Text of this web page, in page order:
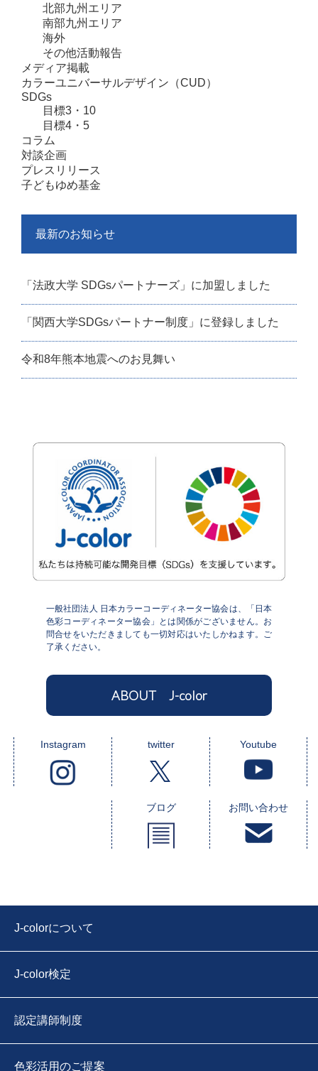
北部九州エリア
南部九州エリア
海外
その他活動報告
メディア掲載
カラーユニバーサルデザイン（CUD）
SDGs
目標3・10
目標4・5
コラム
対談企画
プレスリリース
子どもゆめ基金
最新のお知らせ
「法政大学 SDGsパートナーズ」に加盟しました
「関西大学SDGsパートナー制度」に登録しました
令和8年熊本地震へのお見舞い
一般社団法人 日本カラーコーディネーター協会は、「日本
色彩コーディネーター協会」とは関係がございません。お
問合せをいただきましても一切対応はいたしかねます。ご
了承ください。
ABOUT J-color
Instagram twitter Youtube
ブログ お問い合わせ
J-colorについて
J-color検定
認定講師制度
色彩活用のご提案